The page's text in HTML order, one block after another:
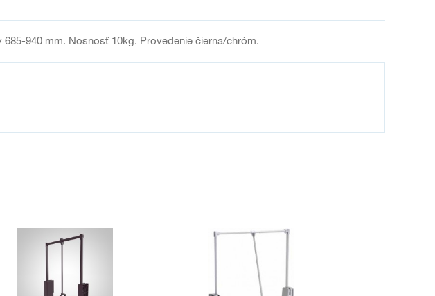
940 mm. Nosnosť 10kg. Provedenie čierna/chróm.